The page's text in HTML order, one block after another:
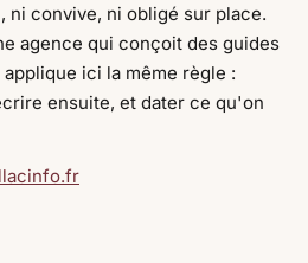
convive, ni obligé sur place.
agence qui conçoit des guides
ici la même règle :
ensuite, et dater ce qu'on